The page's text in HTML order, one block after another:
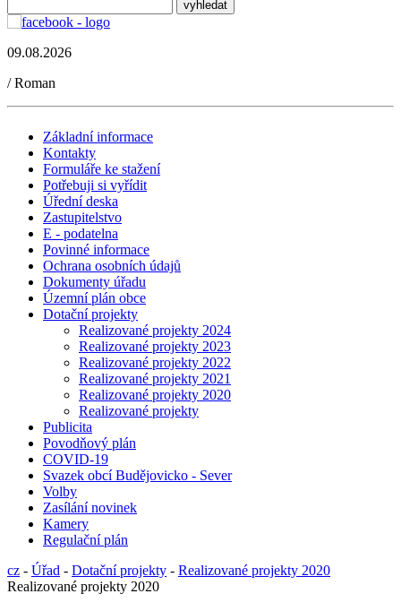
09.08.2026
/Roman
Základní informace
Kontakty
Formuláře ke stažení
Potřebuji si vyřídit
Úřední deska
Zastupitelstvo
E - podatelna
Povinné informace
Ochrana osobních údajů
Dokumenty úřadu
Územní plán obce
Dotační projekty
Realizované projekty 2024
Realizované projekty 2023
Realizované projekty 2022
Realizované projekty 2021
Realizované projekty 2020
Realizované projekty
Publicita
Povodňový plán
COVID-19
Svazek obcí Budějovicko - Sever
Volby
Zasílání novinek
Kamery
Regulační plán
cz - Úřad - Dotační projekty - Realizované projekty 2020
Realizované projekty 2020